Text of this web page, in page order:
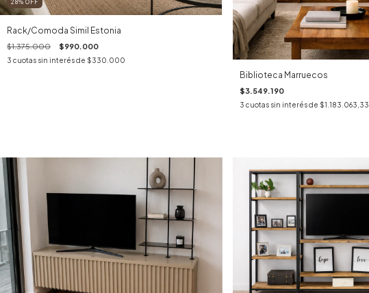
28% OFF
Rack/Comoda Simil Estonia
$1.375.000 $990.000
3 cuotas sin interés de $330.000
Biblioteca Marruecos
$3.549.190
3 cuotas sin interés de $1.183.063,33